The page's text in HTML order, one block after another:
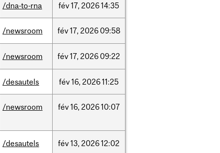
/dna-to-rna fév17, 202614:35
/newsroom fév17, 2026 09:58
/newsroom fév17, 2026 09:22
/desautels fév16, 202611:25
/newsroom fév16, 202610:07
/desautels fév13, 202612:02